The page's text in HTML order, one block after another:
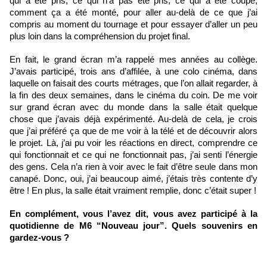
comment ça a été monté, pour aller au-delà de ce que j’ai
compris au moment du tournage et pour essayer d’aller un peu
plus loin dans la compréhension du projet final.
En fait, le grand écran m’a rappelé mes années au collège.
J’avais participé, trois ans d’affilée, à une colo cinéma, dans
laquelle on faisait des courts métrages, que l’on allait regarder, à
la fin des deux semaines, dans le cinéma du coin. De me voir
sur grand écran avec du monde dans la salle était quelque
chose que j’avais déjà expérimenté. Au-delà de cela, je crois
que j’ai préféré ça que de me voir à la télé et de découvrir alors
le projet. Là, j’ai pu voir les réactions en direct, comprendre ce
qui fonctionnait et ce qui ne fonctionnait pas, j’ai senti l’énergie
des gens. Cela n’a rien à voir avec le fait d’être seule dans mon
canapé. Donc, oui, j’ai beaucoup aimé, j’étais très contente d’y
être ! En plus, la salle était vraiment remplie, donc c’était super !
En complément, vous l’avez dit, vous avez participé à la
quotidienne de M6 “Nouveau jour”. Quels souvenirs en
gardez-vous ?